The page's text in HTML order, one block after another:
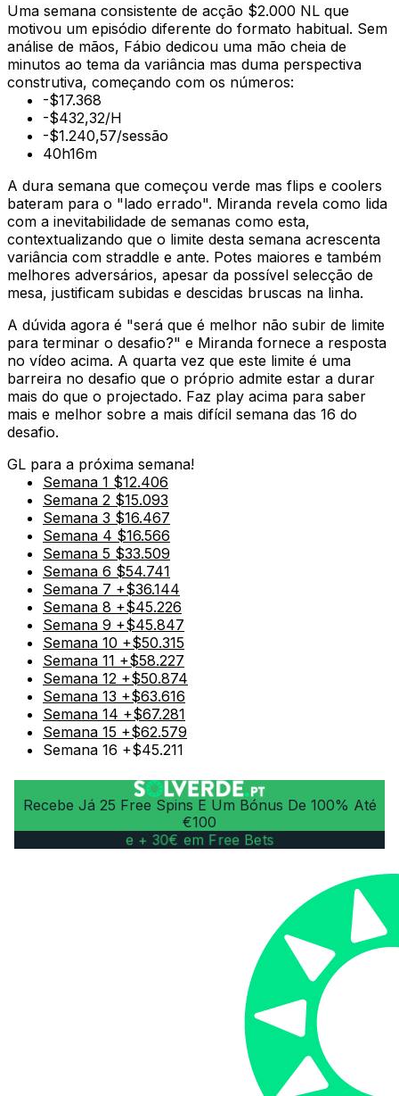
Uma semana consistente de acção $2.000 NL que
motivou um episódio diferente do formato habitual. Sem
análise de mãos, Fábio dedicou uma mão cheia de
minutos ao tema da variância mas duma perspectiva
construtiva, começando com os números:
-$17.368
-$432,32/H
-$1.240,57/sessão
40h16m
A dura semana que começou verde mas flips e coolers
bateram para o "lado errado". Miranda revela como lida
com a inevitabilidade de semanas como esta,
contextualizando que o limite desta semana acrescenta
variância com straddle e ante. Potes maiores e também
melhores adversários, apesar da possível selecção de
mesa, justificam subidas e descidas bruscas na linha.
A dúvida agora é "será que é melhor não subir de limite
para terminar o desafio?" e Miranda fornece a resposta
no vídeo acima. A quarta vez que este limite é uma
barreira no desafio que o próprio admite estar a durar
mais do que o projectado. Faz play acima para saber
mais e melhor sobre a mais difícil semana das 16 do
desafio.
GL para a próxima semana!
Semana 1 $12.406
Semana 2 $15.093
Semana 3 $16.467
Semana 4 $16.566
Semana 5 $33.509
Semana 6 $54.741
Semana 7 +$36.144
Semana 8 +$45.226
Semana 9 +$45.847
Semana 10 +$50.315
Semana 11 +$58.227
Semana 12 +$50.874
Semana 13 +$63.616
Semana 14 +$67.281
Semana 15 +$62.579
Semana 16 +$45.211
Recebe Já 25 Free Spins E Um Bónus De 100% Até
€100
e + 30€ em Free Bets